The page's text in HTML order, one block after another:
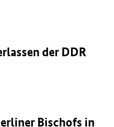
der DDR
Bischofs in